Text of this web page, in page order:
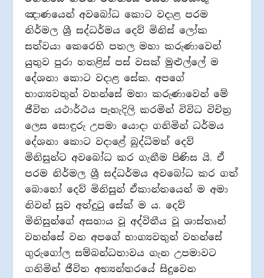
ඤාණයෙන් අවබෝධ කොට වදාළ පරම
නිර්මල ශ්‍රී සද්ධර්මය දෙව් මිනිස් ලෝක
සත්වයා කෙරෙහි පතල මහා කරුණාවෙන්
යුතුව පුරා හතළිස් පස් වසක් මුළුල්ලේ ම
දේශනා කොට වදාළ සේක. අපගේ
භාග්‍යවතුන් වහන්සේ මහා කරුණාවෙන් මේ
ජීවිත යථාර්ථය පැහැදිලි කරමින් විවිධ විචිත්‍ර
ලෙස සොඳුරු උපමා යොදා ගනිමින් ධර්මය
දේශනා කොට වදාළේ බුද්ධිමත් දෙව්
මිනිසුන්ට අවබෝධ කර ගැනීම පිණිස යි. ඒ
පරම නිර්මල ශ්‍රී සද්ධර්මය අවබෝධ කර ගත්
බොහෝ දෙව් මිනිසුන් ඒකාන්තයෙන් ම අමා
නිවන් සුව අත්දුටු සේක් ම ය. දෙව්
මිනිසුන්ගේ අසහාය වූ අද්විතීය වූ ශාස්තෘන්
වහන්සේ වන අපගේ භාග්‍යවතුන් වහන්සේ
ගුරුගෝල සම්බන්ධතාවය ගැන උපමාවට
ගනිමින් ජීවිත අභ්‍යන්තරයේ සිදුවෙන